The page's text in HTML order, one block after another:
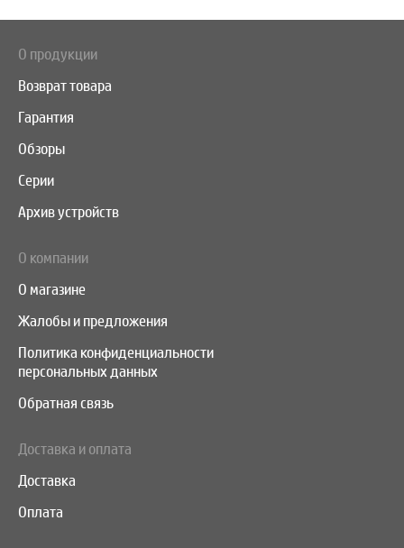
О продукции
Возврат товара
Гарантия
Обзоры
Серии
Архив устройств
О компании
О магазине
Жалобы и предложения
Политика конфиденциальности
персональных данных
Обратная связь
Доставка и оплата
Доставка
Оплата